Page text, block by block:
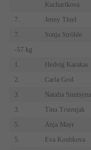
Kucharikova
7. Jenny Thiel
7. Sonja Ströhle
-57 kg
1. Hedvig Karakas
2. Carla Grol
3. Natalia Sinitsyna
3. Tina Trstenjak
5. Anja Mayr
5. Eva Koubkova